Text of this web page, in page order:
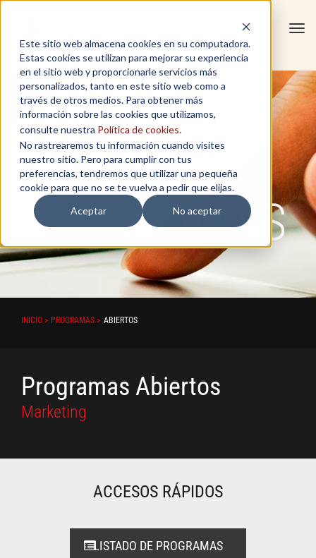
Este sitio web almacena cookies en su computadora.
Estas cookies se utilizan para mejorar su experiencia
en el sitio web y proporcionarle servicios más
personalizados, tanto en este sitio web como a
través de otros medios. Para obtener más
información sobre las cookies que utilizamos,
consulte nuestra Política de cookies.
No rastrearemos tu información cuando visites
nuestro sitio. Pero para cumplir con tus
preferencias, tendremos que utilizar una pequeña
cookie para que no se te vuelva a pedir que elijas.
Aceptar
No aceptar
PROGRAMAS
INICIO > PROGRAMAS > ABIERTOS
Programas Abiertos
Marketing
ACCESOS RÁPIDOS
LISTADO DE PROGRAMAS